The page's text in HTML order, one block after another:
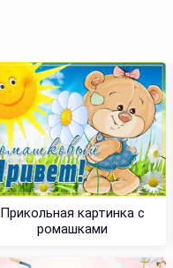
Прикольная картинка с
ромашками